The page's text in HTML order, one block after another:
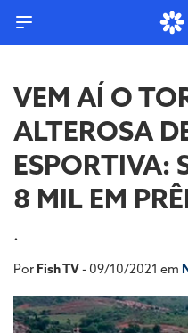
VEM AÍ O
ALTEROSA
ESPORTIVA:
8 MIL EM
.
Por Fish TV- 09/10/2021 em